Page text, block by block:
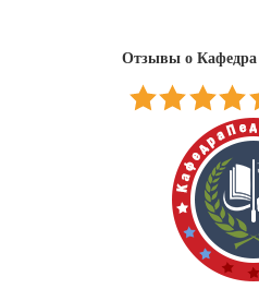
Отзывы о Кафедра